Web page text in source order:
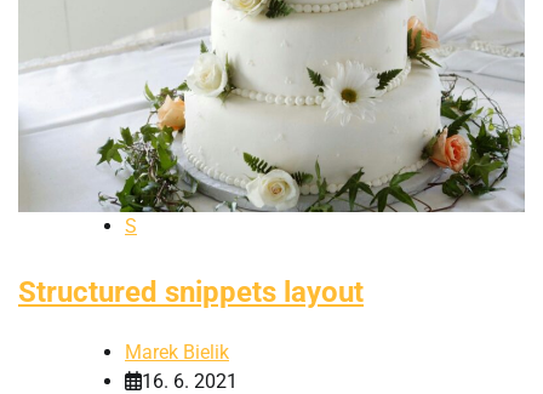
S
Structured snippets layout
Marek Bielik
16. 6. 2021